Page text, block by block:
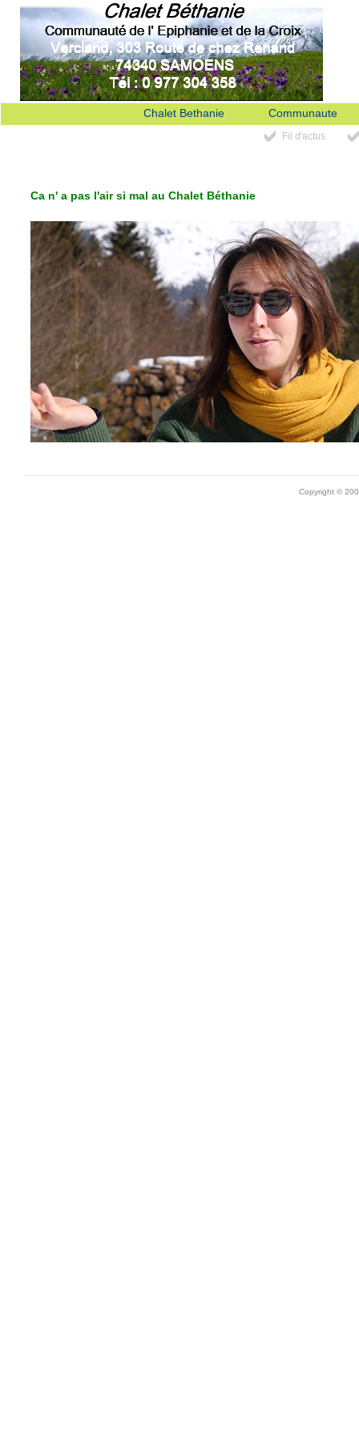
Chalet Bethanie Communaute
Fil d'actus
Ca n' a pas l'air si mal au Chalet Béthanie
Copyright ©